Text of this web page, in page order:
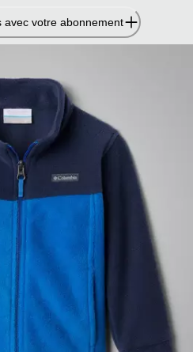
avec votre abonnement